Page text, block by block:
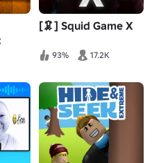
[🦑] Squid Game X
93% 17.2K